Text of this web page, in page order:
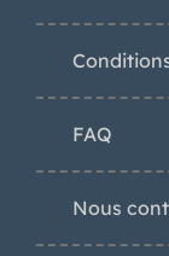
FAQ
Nous